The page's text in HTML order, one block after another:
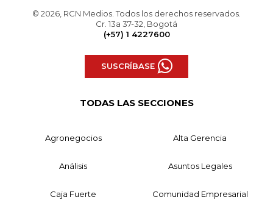
© 2026, RCN Medios. Todos los derechos reservados.
Cr. 13a 37-32, Bogotá
(+57) 1 4227600
SUSCRÍBASE
TODAS LAS SECCIONES
Agronegocios Alta Gerencia
Análisis Asuntos Legales
Caja Fuerte Comunidad Empresarial